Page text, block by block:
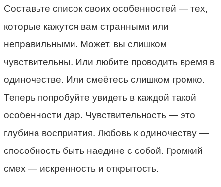
Составьте список своих особенностей — тех,
которые кажутся вам странными или
неправильными. Может, вы слишком
чувствительны. Или любите проводить время в
одиночестве. Или смеётесь слишком громко.
Теперь попробуйте увидеть в каждой такой
особенности дар. Чувствительность — это
глубина восприятия. Любовь к одиночеству —
способность быть наедине с собой. Громкий
смех — искренность и открытость.